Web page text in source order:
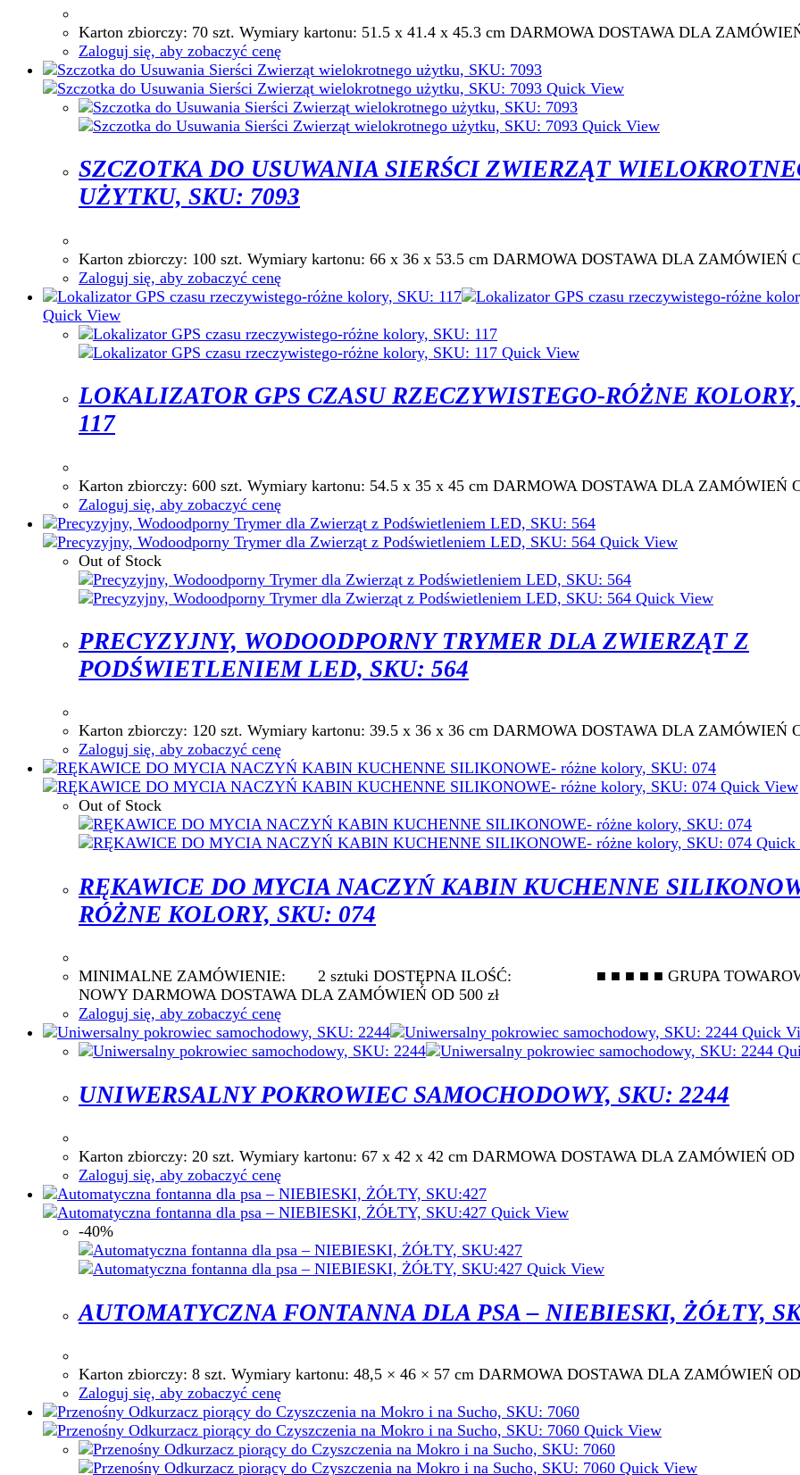
Karton zbiorczy: 70 szt. Wymiary kartonu: 51.5 x 41.4 x 45.3 cm DARMOWA DOSTAWA DLA
Zaloguj się, aby zobaczyć cenę
Quick View
Quick View
SZCZOTKA DO USUWANIA SIERŚCI ZWIERZĄT
UŻYTKU, SKU: 7093
Karton zbiorczy: 100 szt. Wymiary kartonu: 66 x 36 x 53.5 cm DARMOWA DOSTAWA DLA ZAMÓWIEŃ
Zaloguj się, aby zobaczyć cenę
Quick View
Quick View
LOKALIZATOR GPS CZASU RZECZYWISTEGO-RÓŻNE
117
Karton zbiorczy: 600 szt. Wymiary kartonu: 54.5 x 35 x 45 cm DARMOWA DOSTAWA DLA ZAMÓWIEŃ
Zaloguj się, aby zobaczyć cenę
Quick View
Out of Stock
Quick View
PRECYZYJNY, WODOODPORNY TRYMER DLA ZWIERZĄT Z
PODŚWIETLENIEM LED, SKU: 564
Karton zbiorczy: 120 szt. Wymiary kartonu: 39.5 x 36 x 36 cm DARMOWA DOSTAWA DLA ZAMÓWIEŃ
Zaloguj się, aby zobaczyć cenę
Quick View
Out of Stock
Quick
RĘKAWICE DO MYCIA NACZYŃ KABIN KUCHENNE
RÓŻNE KOLORY, SKU: 074
MINIMALNE ZAMÓWIENIE: 2 sztuki DOSTĘPNA ILOŚĆ: ■ ■ ■ ■ ■ GRUPA
NOWY DARMOWA DOSTAWA DLA ZAMÓWIEŃ OD 500 zł
Zaloguj się, aby zobaczyć cenę
Quick
UNIWERSALNY POKROWIEC SAMOCHODOWY, SKU: 2244
Karton zbiorczy: 20 szt. Wymiary kartonu: 67 x 42 x 42 cm DARMOWA DOSTAWA DLA ZAMÓWIEŃ OD
Zaloguj się, aby zobaczyć cenę
Quick View
-40%
Quick View
AUTOMATYCZNA FONTANNA DLA PSA – NIEBIESKI, ŻÓŁTY,
Karton zbiorczy: 8 szt. Wymiary kartonu: 48,5 × 46 × 57 cm DARMOWA DOSTAWA DLA ZAMÓWIEŃ OD
Zaloguj się, aby zobaczyć cenę
Quick View
Quick View